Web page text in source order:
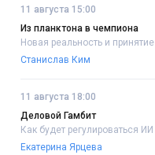
11 августа 15:00
Из планктона в чемпиона
Новая реальность и
Станислав Ким
11 августа 18:00
Деловой Гамбит
Как будет регулироваться
Екатерина Ярцева